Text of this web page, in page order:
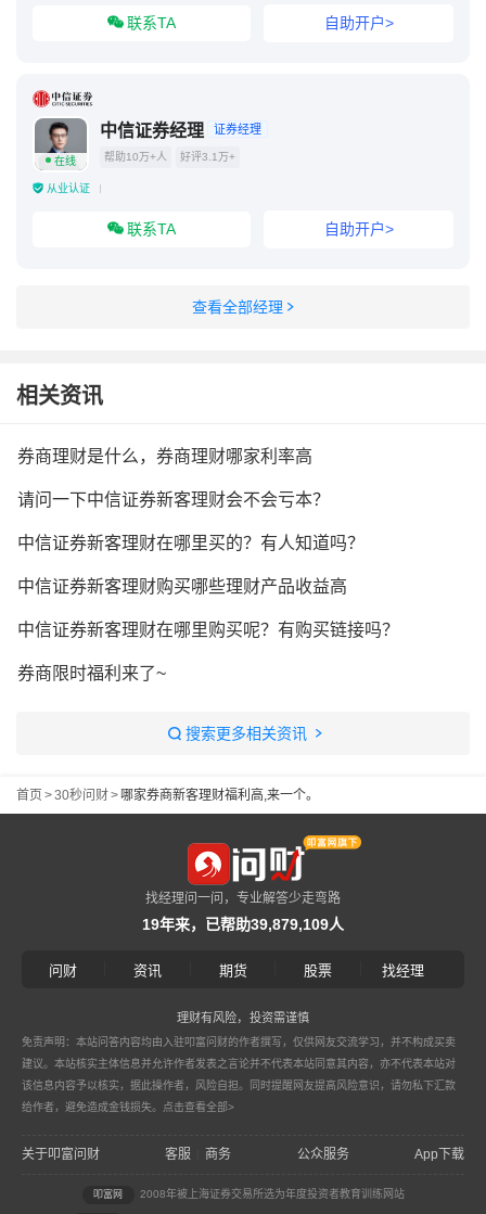
联系TA 自助开户>
在线
中信证券经理 证券经理
帮助10万+人 好评3.1万+
从业认证
联系TA 自助开户>
查看全部经理
相关资讯
券商理财是什么，券商理财哪家利率高
请问一下中信证券新客理财会不会亏本？
中信证券新客理财在哪里买的？有人知道吗？
中信证券新客理财购买哪些理财产品收益高
中信证券新客理财在哪里购买呢？有购买链接吗？
券商限时福利来了~
搜索更多相关资讯
首页 >30秒问财>哪家券商新客理财福利高,来一个。
找经理问一问，专业解答少走弯路
19年来，已帮助39,879,109人
问财 资讯 期货 股票 找经理
理财有风险，投资需谨慎
免责声明：本站问答内容均由入驻叩富问财的作者撰写，仅供网友交流学习，并不构成买卖
建议。本站核实主体信息并允许作者发表之言论并不代表本站同意其内容，亦不代表本站对
该信息内容予以核实，据此操作者，风险自担。同时提醒网友提高风险意识，请勿私下汇款
给作者，避免造成金钱损失。 点击查看全部>
关于叩富问财 客服 商务 公众服务 App下载
叩富网 2008年被上海证券交易所选为年度投资者教育训练网站